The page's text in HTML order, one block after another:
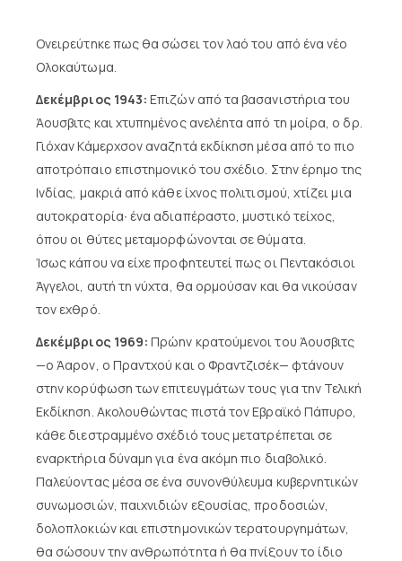
Ονειρεύτηκε πως θα σώσει τον λαό του από ένα νέο
Ολοκαύτωμα.
Δεκέμβριος 1943: Επιζών από τα βασανιστήρια του
Άουσβιτς και χτυπημένος ανελέητα από τη μοίρα, ο δρ.
Γιόχαν Κάμερχσον αναζητά εκδίκηση μέσα από το πιο
αποτρόπαιο επιστημονικό του σχέδιο. Στην έρημο της
Ινδίας, μακριά από κάθε ίχνος πολιτισμού, χτίζει μια
αυτοκρατορία∙ ένα αδιαπέραστο, μυστικό τείχος,
όπου οι θύτες μεταμορφώνονται σε θύματα.
Ίσως κάπου να είχε προφητευτεί πως οι Πεντακόσιοι
Άγγελοι, αυτή τη νύχτα, θα ορμούσαν και θα νικούσαν
τον εχθρό.
Δεκέμβριος 1969: Πρώην κρατούμενοι του Άουσβιτς
—ο Άαρον, ο Πραντχού και ο Φραντζισέκ— φτάνουν
στην κορύφωση των επιτευγμάτων τους για την Τελική
Εκδίκηση. Ακολουθώντας πιστά τον Εβραϊκό Πάπυρο,
κάθε διεστραμμένο σχέδιό τους μετατρέπεται σε
εναρκτήρια δύναμη για ένα ακόμη πιο διαβολικό.
Παλεύοντας μέσα σε ένα συνονθύλευμα κυβερνητικών
συνωμοσιών, παιχνιδιών εξουσίας, προδοσιών,
δολοπλοκιών και επιστημονικών τερατουργημάτων,
θα σώσουν την ανθρωπότητα ή θα πνίξουν το ίδιο